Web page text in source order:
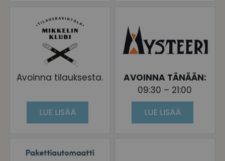
Avoinna tilauksesta.
LUE LISÄÄ
AVOINNA TÄNÄÄN:
09:30 – 21:00
LUE LISÄÄ